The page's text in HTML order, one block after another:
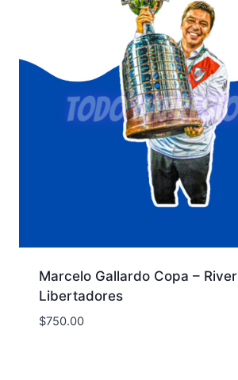
Marcelo Gallardo Copa – River
Libertadores
$750.00